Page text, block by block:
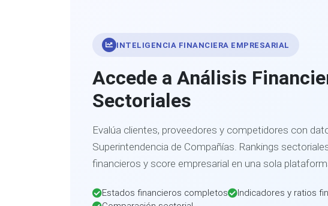
INTELIGENCIA FINANCIERA EMPRESARIAL
Accede a Análisis
Sectoriales
Evalúa clientes, proveedores y competidores con
Superintendencia de Compañías. Rankings
financieros y score empresarial en una sola
Estados financieros completos
Indicadores y ratios